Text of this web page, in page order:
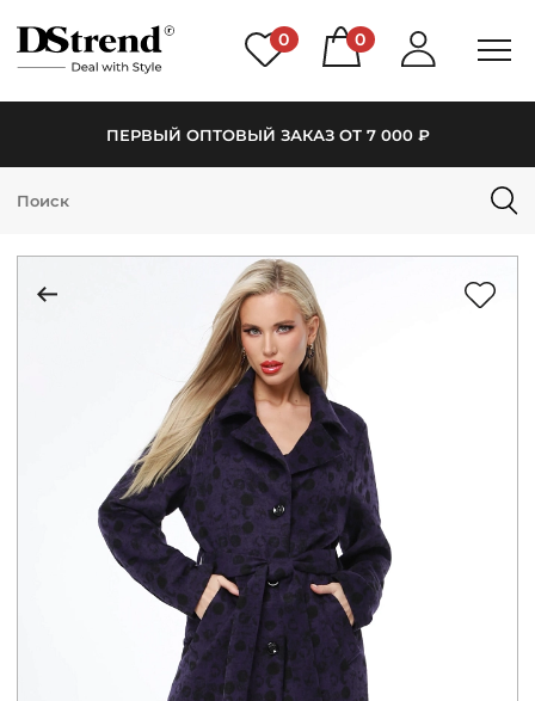
0 0
ПЕРВЫЙ ОПТОВЫЙ ЗАКАЗ ОТ 7 000 ₽
КАТАЛОГ
НОВИНКИ
РАСПРОДАЖА
АКЦИИ
КОНТАКТЫ